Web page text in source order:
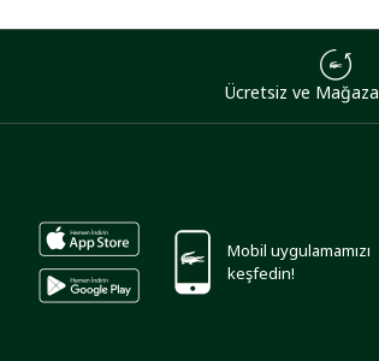
Ücretsiz ve
Mobil uygulamamızı
keşfedin!